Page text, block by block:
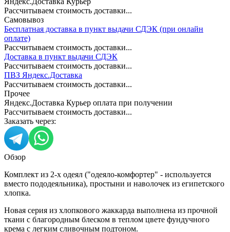
Рассчитываем стоимость доставки...
Самовывоз
Бесплатная доставка в пункт выдачи СДЭК (при онлайн
оплате)
Рассчитываем стоимость доставки...
Доставка в пункт выдачи СДЭК
Рассчитываем стоимость доставки...
ПВЗ Яндекс.Доставка
Рассчитываем стоимость доставки...
Прочее
Яндекс.Доставка Курьер оплата при получении
Рассчитываем стоимость доставки...
Заказать через:
Обзор
Комплект из 2-х одеял ("одеяло-комфортер" - используется
вместо пододеяльника), простыни и наволочек из египетского
хлопка.
Новая серия из хлопкового жаккарда выполнена из прочной
ткани с благородным блеском в теплом цвете фундучного
крема с легким сливочным подтоном.